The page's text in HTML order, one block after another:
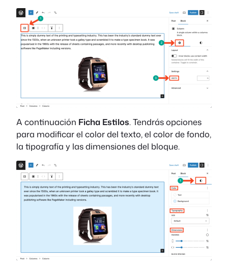
A continuación Ficha Estilos. Tendrás opciones
para modificar el color del texto, el color de fondo,
la tipografía y las dimensiones del bloque.